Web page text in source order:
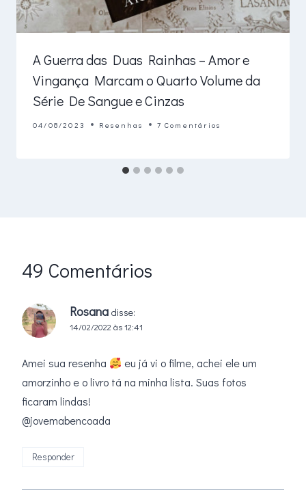
A Guerra das Duas Rainhas – Amor e
Vingança Marcam o Quarto Volume da
Série De Sangue e Cinzas
04/08/2023 Resenhas 7 Comentários
49 Comentários
Rosana disse:
14/02/2022 às 12:41
Amei sua resenha
eu já vi o filme, achei ele um
amorzinho e o livro tá na minha lista. Suas fotos
ficaram lindas!
@jovemabencoada
Responder